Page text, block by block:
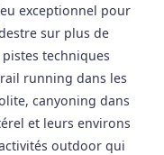
exceptionnel pour
sur plus de
techniques
running dans les
canyoning dans
et leurs environs
outdoor qui